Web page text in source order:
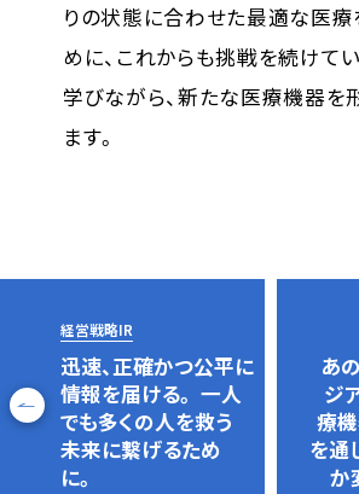
りの状態に合わせた最適な医療
めに、これからも挑戦を続けて
学びながら、新たな医療機器を
ます。
経営戦略IR
迅速、正確かつ公平に
情報を届ける。 一人
でも多くの人を救う
未来に繋げるため
に。
あ
ジ
療
を通
か